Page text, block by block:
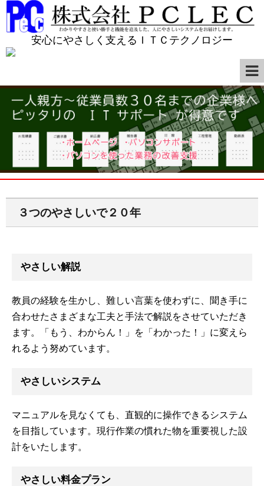
安心にやさしく支えるＩＴＣテクノロジー
３つのやさしいで２０年
やさしい解説
教員の経験を生かし、難しい言葉を使わずに、聞き手に
合わせたさまざまな工夫と手法で解説をさせていただき
ます。「もう、わからん！」を「わかった！」に変えら
れるよう努めています。
やさしいシステム
マニュアルを見なくても、直観的に操作できるシステム
を目指しています。現行作業の慣れた物を重要視した設
計をいたします。
やさしい料金プラン